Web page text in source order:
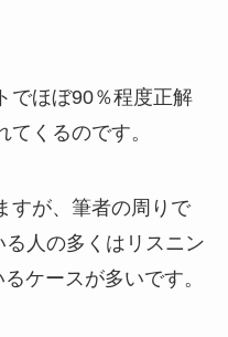
でほぼ90％程度正解
くるのです。
すが、筆者の周りで
人の多くはリスニン
ケースが多いです。